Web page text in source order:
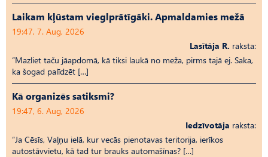
Laikam kļūstam vieglprātīgāki. Apmaldamies mežā
19:47, 7. Aug, 2026
Lasītāja R. raksta:
“Mazliet taču jāapdomā, kā tiksi laukā no meža, pirms tajā ej. Saka,
ka šogad palīdzēt […]
Kā organizēs satiksmi?
19:47, 6. Aug, 2026
Iedzīvotāja raksta:
“Ja Cēsīs, Vaļņu ielā, kur vecās pienotavas teritorija, ierīkos
autostāvvietu, kā tad tur brauks automašīnas? […]